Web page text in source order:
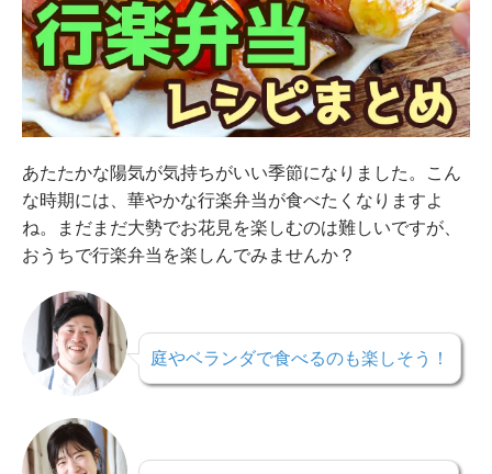
あたたかな陽気が気持ちがいい季節になりました。こん
な時期には、華やかな行楽弁当が食べたくなりますよ
ね。まだまだ大勢でお花見を楽しむのは難しいですが、
おうちで行楽弁当を楽しんでみませんか？
庭やベランダで食べるのも楽しそう！